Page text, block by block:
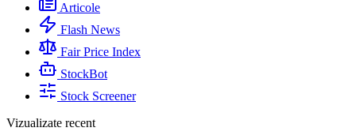
Articole
Flash News
Fair Price Index
StockBot
Stock Screener
Vizualizate recent